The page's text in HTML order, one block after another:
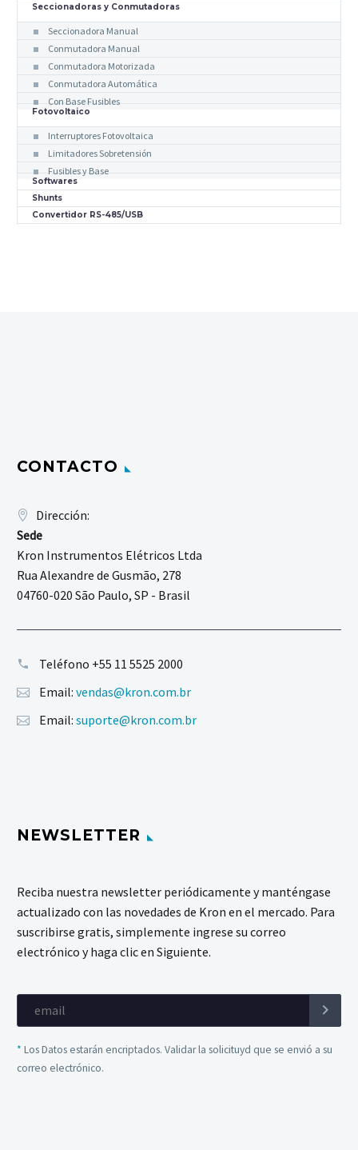
Seccionadoras y Conmutadoras
Seccionadora Manual
Conmutadora Manual
Conmutadora Motorizada
Conmutadora Automática
Con Base Fusibles
Fotovoltaico
Interruptores Fotovoltaica
Limitadores Sobretensión
Fusibles y Base
Softwares
Shunts
Convertidor RS-485/USB
CONTACTO
Dirección:
Sede
Kron Instrumentos Elétricos Ltda
Rua Alexandre de Gusmão, 278
04760-020 São Paulo, SP - Brasil
Teléfono +55 11 5525 2000
Email: vendas@kron.com.br
Email: suporte@kron.com.br
NEWSLETTER
Reciba nuestra newsletter periódicamente y manténgase
actualizado con las novedades de Kron en el mercado. Para
suscribirse gratis, simplemente ingrese su correo
electrónico y haga clic en Siguiente.
* Los Datos estarán encriptados. Validar la solicituyd que se envió a su
correo electrónico.